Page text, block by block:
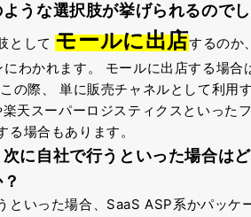
ような選択肢が挙げられるので
として モールに出店するのか
わかれます。 モールに出店する場
の際、 単に販売チャネルとして利用
天スーパーロジスティクスといった
る場合もあります。
次に自社で行うといった場合は
といった場合、SaaS ASP系かパッケ